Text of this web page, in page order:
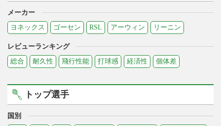
メーカー
ヨネックス
ゴーセン RSL アーウィン リーニン
レビューランキング
総合
耐久性 飛行性能 打球感 経済性 個体差
トップ選手
国別